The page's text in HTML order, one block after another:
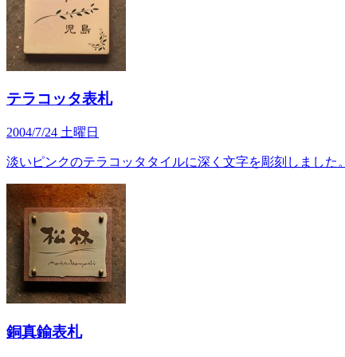
テラコッタ表札
2004/7/24 土曜日
淡いピンクのテラコッタタイルに深く文字を彫刻しました。
銅真鍮表札